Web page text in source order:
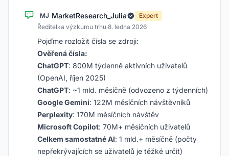
MJ MarketResearch_Julia
Expert
Ředitelka výzkumu trhu·8. ledna 2026
Pojďme rozložit čísla se zdroji:
Ověřená čísla:
ChatGPT: 800M týdenně aktivních uživatelů
(OpenAI, říjen 2025)
ChatGPT: ~1 mld. měsíčně (odvozeno z týdenních)
Google Gemini: 122M měsíčních návštěvníků
Perplexity: 170M měsíčních návštěv
Microsoft Copilot: 70M+ měsíčních uživatelů
Celkem samostatné AI: 1 mld.+ měsíčně (počty
nepřekrývajících se uživatelů je těžké určit)